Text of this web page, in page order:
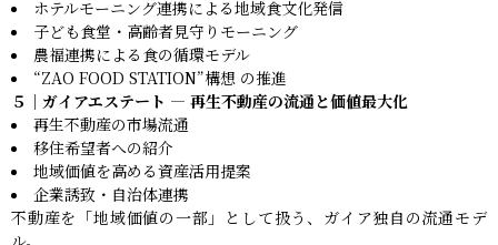
ホテルモーニング連携による地域食文化発信
子ども食堂・高齢者見守りモーニング
農福連携による食の循環モデル
“ZAO FOOD STATION”構想 の推進
５｜ガイアエステート — 再生不動産の流通と価値最大化
再生不動産の市場流通
移住希望者への紹介
地域価値を高める資産活用提案
企業誘致・自治体連携
不動産を「地域価値の一部」として扱う、ガイア独自の流通モデ
ル。